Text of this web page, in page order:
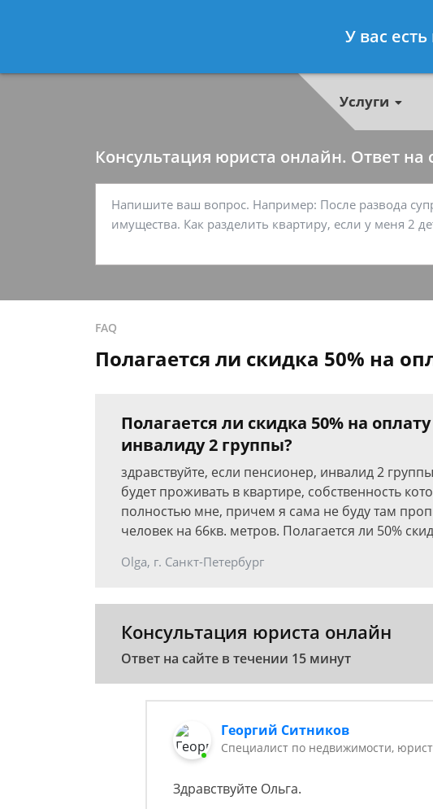
- Специалист по
Услуги
Консультация юриста онлайн. Ответ на
FAQ
Полагается ли скидка 50% на
Полагается ли скидка 50% на
инвалиду 2 группы?
здравствуйте, если пенсионер, инвалид 2
будет проживать в квартире, собственность
полностью мне, причем я сама не буду там
человек на 66кв. метров. Полагается ли 50%
Olga, г. Санкт-Петербург
Консультация юриста онлайн
Ответ на сайте в течении 15 минут
Георгий Ситников
Специалист по недвижимости, юрист
Здравствуйте Ольга.
У вас